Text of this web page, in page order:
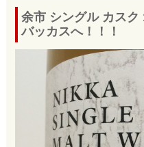
余市 シングル カスク
バッカスへ！！！